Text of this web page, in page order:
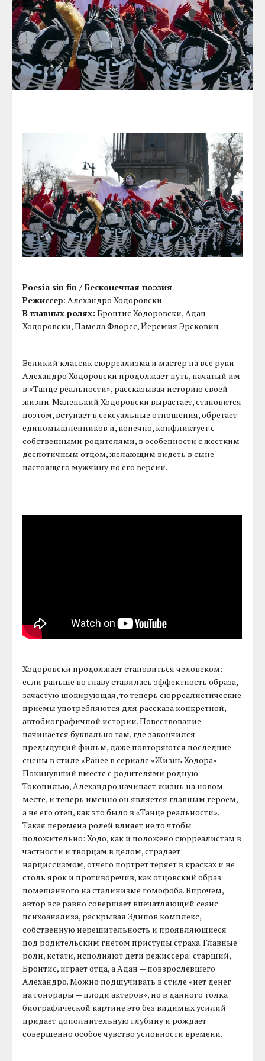
Poesía sin fin / Бесконечная поэзия
Режиссер: Алехандро Ходоровски
В главных ролях: Бронтис Ходоровски, Адан
Ходоровски, Памела Флорес, Йеремия Эрсковиц
Великий классик сюрреализма и мастер на все руки
Алехандро Ходоровски продолжает путь, начатый им
в «Танце реальности», рассказывая историю своей
жизни. Маленький Ходоровски вырастает, становится
поэтом, вступает в сексуальные отношения, обретает
единомышленников и, конечно, конфликтует с
собственными родителями, в особенности с жестким
деспотичным отцом, желающим видеть в сыне
настоящего мужчину по его версии.
Ходоровски продолжает становиться человеком:
если раньше во главу ставилась эффектность образа,
зачастую шокирующая, то теперь сюрреалистические
приемы употребляются для рассказа конкретной,
автобиографичной истории. Повествование
начинается буквально там, где закончился
предыдущий фильм, даже повторяются последние
сцены в стиле «Ранее в сериале «Жизнь Ходора».
Покинувший вместе с родителями родную
Токопилью, Алехандро начинает жизнь на новом
месте, и теперь именно он является главным героем,
а не его отец, как это было в «Танце реальности».
Такая перемена ролей влияет не то чтобы
положительно: Ходо, как и положено сюрреалистам в
частности и творцам в целом, страдает
нарциссизмом, отчего портрет теряет в красках и не
столь ярок и противоречив, как отцовский образ
помешанного на сталинизме гомофоба. Впрочем,
автор все равно совершает впечатляющий сеанс
психоанализа, раскрывая Эдипов комплекс,
собственную нерешительность и проявляющиеся
под родительским гнетом приступы страха. Главные
роли, кстати, исполняют дети режиссера: старший,
Бронтис, играет отца, а Адан — повзрослевшего
Алехандро. Можно подшучивать в стиле «нет денег
на гонорары — плоди актеров», но в данного толка
биографической картине это без видимых усилий
придает дополнительную глубину и рождает
совершенно особое чувство условности времени.